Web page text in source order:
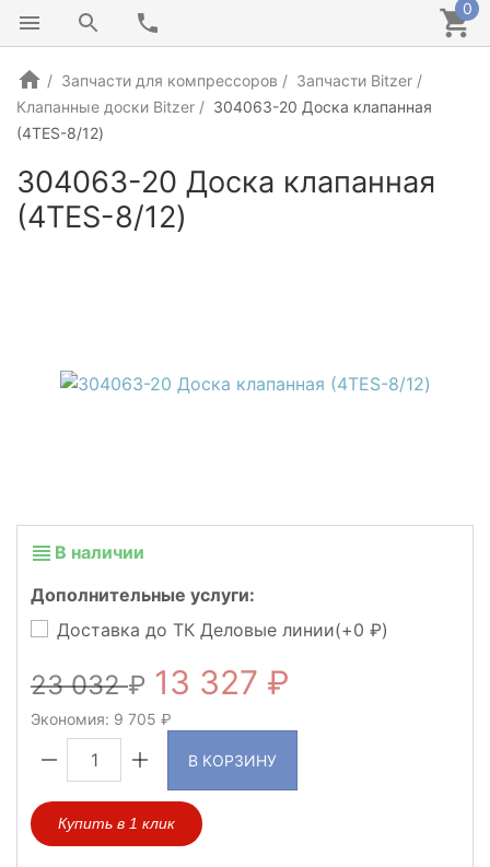
0
Запчасти для компрессоров
Запчасти Bitzer
Клапанные доски Bitzer
304063-20 Доска клапанная
(4TES-8/12)
304063-20 Доска клапанная
(4TES-8/12)
В наличии
Дополнительные услуги:
Доставка до ТК Деловые линии(+0 )
23 032 13 327
Экономия: 9 705
В КОРЗИНУ
Купить в 1 клик